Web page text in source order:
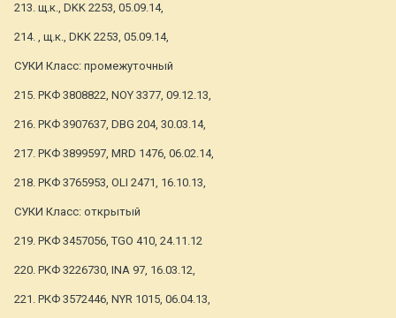
213. щ.к., DKK 2253, 05.09.14,
214. , щ.к., DKK 2253, 05.09.14,
СУКИ Класс: промежуточный
215. РКФ 3808822, NOY 3377, 09.12.13,
216. РКФ 3907637, DBG 204, 30.03.14,
217. РКФ 3899597, MRD 1476, 06.02.14,
218. РКФ 3765953, OLI 2471, 16.10.13,
СУКИ Класс: открытый
219. РКФ 3457056, TGO 410, 24.11.12
220. РКФ 3226730, INA 97, 16.03.12,
221. РКФ 3572446, NYR 1015, 06.04.13,